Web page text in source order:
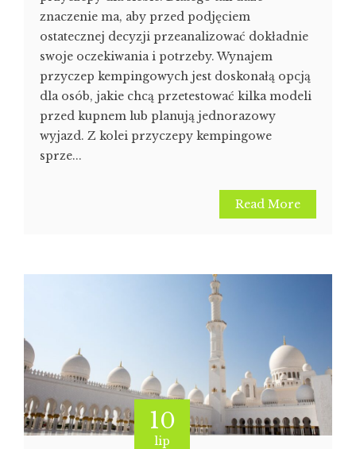
znaczenie ma, aby przed podjęciem
ostatecznej decyzji przeanalizować dokładnie
swoje oczekiwania i potrzeby. Wynajem
przyczep kempingowych jest doskonałą opcją
dla osób, jakie chcą przetestować kilka modeli
przed kupnem lub planują jednorazowy
wyjazd. Z kolei przyczepy kempingowe
sprze...
Read More
10
lip